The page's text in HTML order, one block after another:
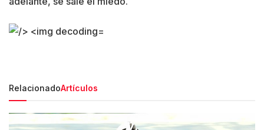
RelacionadoArtículos